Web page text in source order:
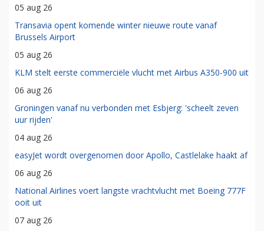
05 aug 26
Transavia opent komende winter nieuwe route vanaf
Brussels Airport
05 aug 26
KLM stelt eerste commerciële vlucht met Airbus A350-900 uit
06 aug 26
Groningen vanaf nu verbonden met Esbjerg: 'scheelt zeven
uur rijden'
04 aug 26
easyJet wordt overgenomen door Apollo, Castlelake haakt af
06 aug 26
National Airlines voert langste vrachtvlucht met Boeing 777F
ooit uit
07 aug 26